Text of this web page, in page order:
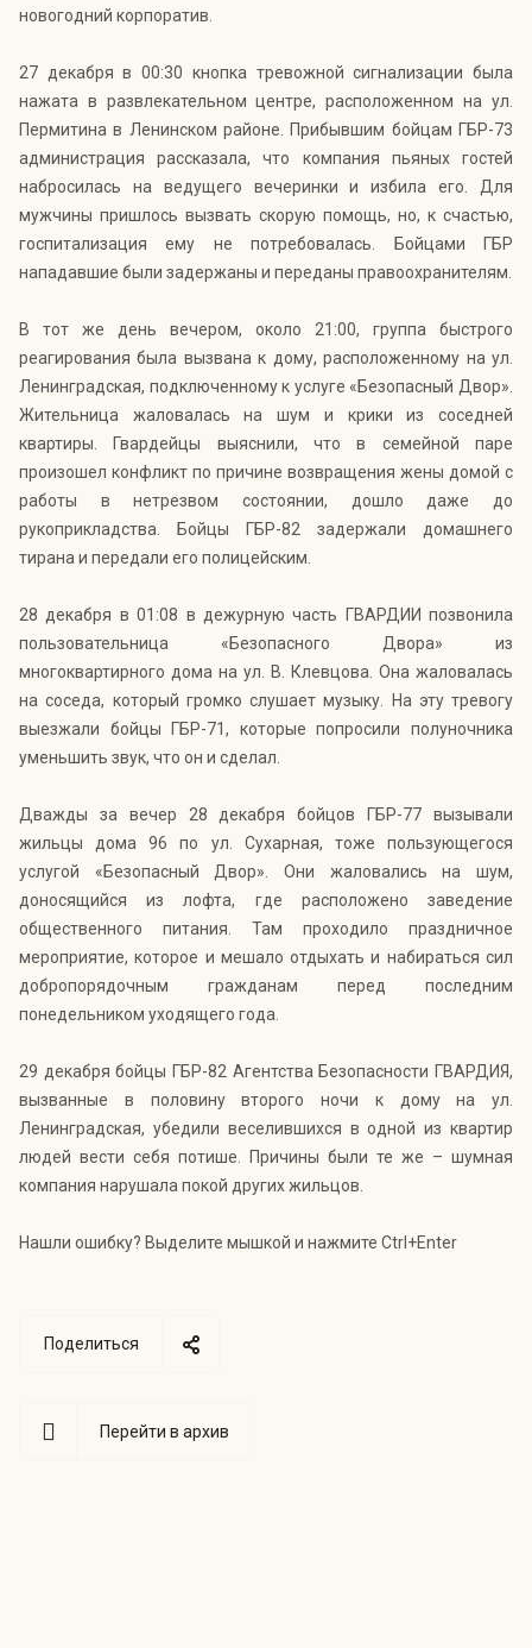
новогодний корпоратив.
27 декабря в 00:30 кнопка тревожной сигнализации была
нажата в развлекательном центре, расположенном на ул.
Пермитина в Ленинском районе. Прибывшим бойцам ГБР-73
администрация рассказала, что компания пьяных гостей
набросилась на ведущего вечеринки и избила его. Для
мужчины пришлось вызвать скорую помощь, но, к счастью,
госпитализация ему не потребовалась. Бойцами ГБР
нападавшие были задержаны и переданы правоохранителям.
В тот же день вечером, около 21:00, группа быстрого
реагирования была вызвана к дому, расположенному на ул.
Ленинградская, подключенному к услуге «Безопасный Двор».
Жительница жаловалась на шум и крики из соседней
квартиры. Гвардейцы выяснили, что в семейной паре
произошел конфликт по причине возвращения жены домой с
работы в нетрезвом состоянии, дошло даже до
рукоприкладства. Бойцы ГБР-82 задержали домашнего
тирана и передали его полицейским.
28 декабря в 01:08 в дежурную часть ГВАРДИИ позвонила
пользовательница «Безопасного Двора» из
многоквартирного дома на ул. В. Клевцова. Она жаловалась
на соседа, который громко слушает музыку. На эту тревогу
выезжали бойцы ГБР-71, которые попросили полуночника
уменьшить звук, что он и сделал.
Дважды за вечер 28 декабря бойцов ГБР-77 вызывали
жильцы дома 96 по ул. Сухарная, тоже пользующегося
услугой «Безопасный Двор». Они жаловались на шум,
доносящийся из лофта, где расположено заведение
общественного питания. Там проходило праздничное
мероприятие, которое и мешало отдыхать и набираться сил
добропорядочным гражданам перед последним
понедельником уходящего года.
29 декабря бойцы ГБР-82 Агентства Безопасности ГВАРДИЯ,
вызванные в половину второго ночи к дому на ул.
Ленинградская, убедили веселившихся в одной из квартир
людей вести себя потише. Причины были те же – шумная
компания нарушала покой других жильцов.
Нашли ошибку? Выделите мышкой и нажмите Ctrl+Enter
Поделиться
Перейти в архив